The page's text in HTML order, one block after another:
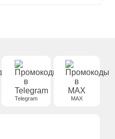
Telegram MAX